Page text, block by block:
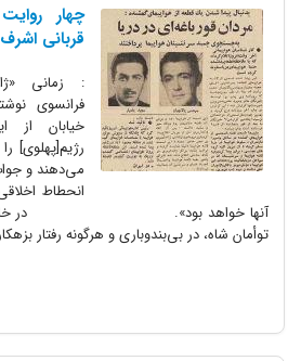
چهار روایت
قربانی اشرف
: زمانی «ژان
فرانسوی
خیابان از
رژیم[پهلوی] را
می‌دهند و جواب
انحطاط
آنها خواهد بود». در خاندان
توأمان شاه، در بی‌بندوباری و هرگونه رفتار